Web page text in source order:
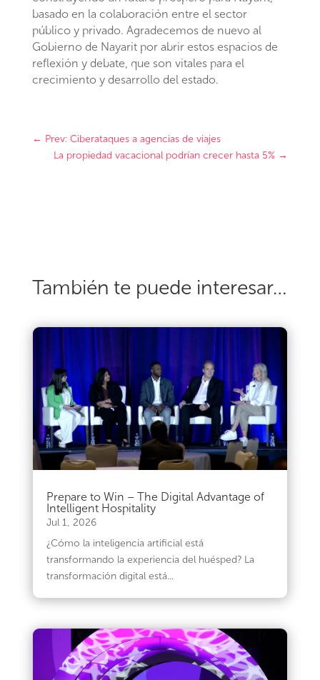
basado en la colaboración entre el sector
público y privado. Agradecemos de nuevo al
Gobierno de Nayarit por abrir estos espacios de
reflexión y debate, que son vitales para el
crecimiento y desarrollo del estado.
← Prev: Ciberataques a agencias de viajes
La propiedad vacacional podrían crecer hasta 5% →
También te puede interesar…
Prepare to Win – The Digital Advantage of
Intelligent Hospitality
Jul 1, 2026
¿Cómo la inteligencia artificial está
transformando la experiencia del huésped? La
transformación digital está...